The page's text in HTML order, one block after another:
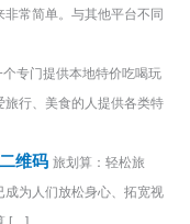
常简单。与其他平台不同
专门提供本地特价吃喝玩
旅行、美食的人提供各类特
维码 旅划算：轻松旅
为人们放松身心、拓宽视